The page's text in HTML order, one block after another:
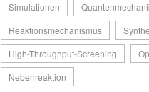
Simulationen
Reaktionsmechanismus
High-Throughput-Screening
Nebenreaktion